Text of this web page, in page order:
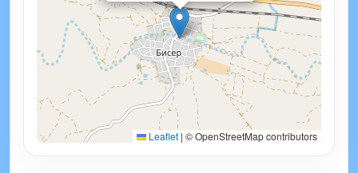
Leaflet | © OpenStreetMap contributors